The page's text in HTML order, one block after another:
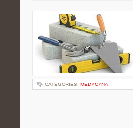
CATEGORIES: MEDYCYNA